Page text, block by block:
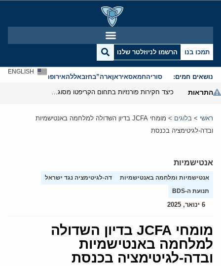
תמכו בנו הרשמו לניוזלטר שלנו
נושאים חמים: סוריהחמאסאיראןארה”בחזבאללהאירופהאנטישמיות
ENGLISH
התראות
ראשי > בלוגים >
מומחי JCFA בדיון השדולה למלחמה באנטישמיות
ובדה-לגיטימציה בכנסת
אנטישמיות
אנטישמיות ומלחמה באנטישמיות
דה-לגיטימציה נגד ישראל
תנועת ה-BDS
6 ינואר, 2025
מומחי JCFA בדיון השדולה
למלחמה באנטישמיות
ובדה-לגיטימציה בכנסת